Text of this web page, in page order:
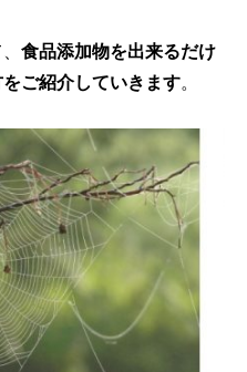
食品添加物を出来るだけ
ご紹介していきます。